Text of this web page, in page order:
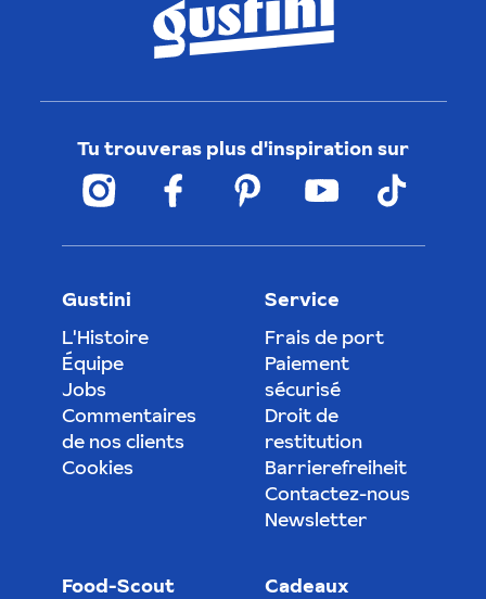
Tu trouveras plus d'inspiration sur
Gustini
L'Histoire
Équipe
Jobs
Commentaires
de nos clients
Cookies
Service
Frais de port
Paiement
sécurisé
Droit de
restitution
Barrierefreiheit
Contactez-nous
Newsletter
Food-Scout Cadeaux